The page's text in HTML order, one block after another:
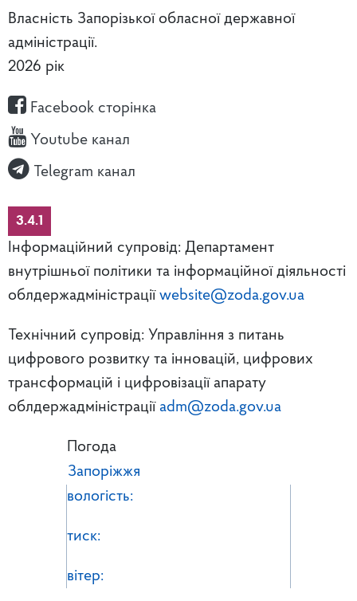
Власність Запорізької обласної державної
адміністрації.
2026 рік
Facebook сторінка
Youtube канал
Telegram канал
3.4.1
Інформаційний супровід: Департамент
внутрішньої політики та інформаційної діяльності
облдержадміністрації website@zoda.gov.ua
Технічний супровід: Управління з питань
цифрового розвитку та інновацій, цифрових
трансформацій і цифровізації апарату
облдержадміністрації adm@zoda.gov.ua
Погода
Запоріжжя
вологість:
тиск:
вітер: